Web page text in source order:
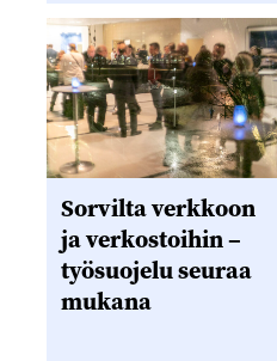
Sorvilta verkkoon
ja verkostoihin –
työsuojelu seuraa
mukana